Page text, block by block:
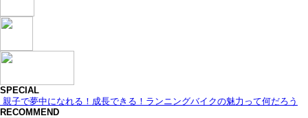
SPECIAL
親子で夢中になれる！成長できる！ランニングバイクの魅力って何だろう
RECOMMEND